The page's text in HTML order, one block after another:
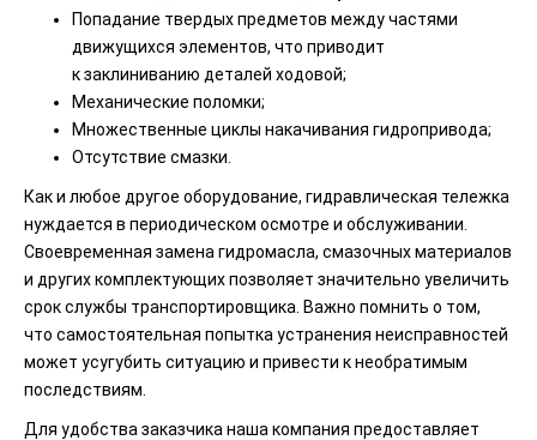
Попадание твердых предметов между частями
движущихся элементов, что приводит
к заклиниванию деталей ходовой;
Механические поломки;
Множественные циклы накачивания гидропривода;
Отсутствие смазки.
Как и любое другое оборудование, гидравлическая тележка
нуждается в периодическом осмотре и обслуживании.
Своевременная замена гидромасла, смазочных материалов
и других комплектующих позволяет значительно увеличить
срок службы транспортировщика. Важно помнить о том,
что самостоятельная попытка устранения неисправностей
может усугубить ситуацию и привести к необратимым
последствиям.
Для удобства заказчика наша компания предоставляет